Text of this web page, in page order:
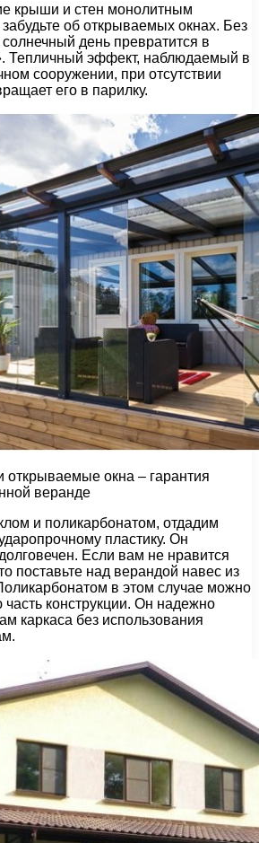
крыши и стен монолитным
об открываемых окнах. Без
день превратится в
Тепличный эффект, наблюдаемый в
сооружении, при отсутствии
его в парилку.
открываемые окна – гарантия
веранде
и поликарбонатом, отдадим
пластику. Он
Если вам не нравится
поставьте над верандой навес из
в этом случае можно
конструкции. Он надежно
каркаса без использования